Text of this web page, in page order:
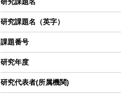
研究課題名（英字）
課題番号
研究年度
研究代表者(所属機関)